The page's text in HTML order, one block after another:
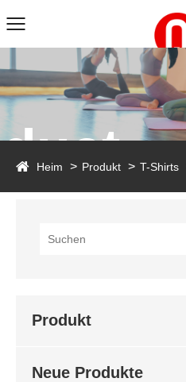
Heim Produkt T-Shirts
Produkt
Neue Produkte